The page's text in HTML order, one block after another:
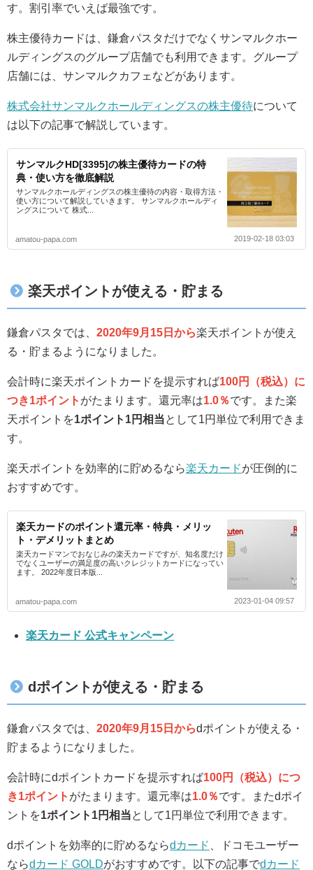
す。割引率でいえば最強です。
株主優待カードは、鎌倉パスタだけでなくサンマルクホー
ルディングスのグループ店舗でも利用できます。グループ
店舗には、サンマルクカフェなどがあります。
株式会社サンマルクホールディングスの株主優待について
は以下の記事で解説しています。
サンマルクHD[3395]の株主優待カードの特
典・使い方を徹底解説
サンマルクホールディングスの株主優待の内容・取得方法・
使い方について解説していきます。 サンマルクホールディ
ングスについて 株式...
amatou-papa.com 2019-02-18 03:03
楽天ポイントが使える・貯まる
鎌倉パスタでは、 2020年9月15日から楽天ポイントが使え
る・貯まるようになりました。
会計時に楽天ポイントカードを提示すれば100円（税込）に
つき1ポイント がたまります。還元率は1.0％です。また楽
天ポイントを1ポイント1円相当として1円単位で利用できま
す。
楽天ポイントを効率的に貯めるなら楽天カードが圧倒的に
おすすめです。
楽天カードのポイント還元率・特典・メリッ
ト・デメリットまとめ
楽天カードマンでおなじみの楽天カードですが、知名度だけ
でなくユーザーの満足度の高いクレジットカードになってい
ます。 2022年度日本版...
amatou-papa.com 2023-01-04 09:57
楽天カード 公式キャンペーン
dポイントが使える・貯まる
鎌倉パスタでは、 2020年9月15日からdポイントが使える・
貯まるようになりました。
会計時にdポイントカードを提示すれば100円（税込）につ
き1ポイント がたまります。還元率は1.0％です。またdポイ
ントを1ポイント1円相当として1円単位で利用できます。
dポイントを効率的に貯めるならdカード
、ドコモユーザー
ならdカード GOLDがおすすめです。以下の記事でdカード